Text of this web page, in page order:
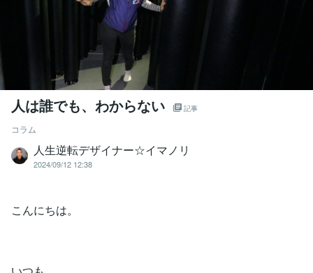
人は誰でも、わからない 記事
コラム
人生逆転デザイナー☆イマノリ
2024/09/12 12:38
こんにちは。⁡